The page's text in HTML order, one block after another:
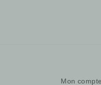
Mon compte